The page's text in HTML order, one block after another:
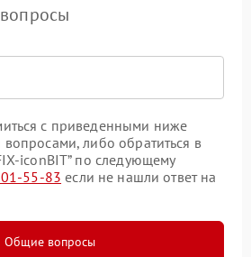
с приведенными ниже
либо обратиться в
iconBIT” по следующему
55-83 если не нашли ответ на
Общие вопросы